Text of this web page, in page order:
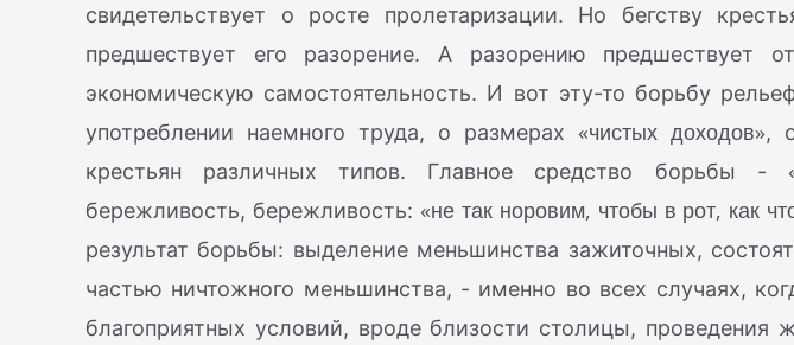
свидетельствует о росте пролетаризации. Но бегству
предшествует его разорение. А разорению предшествует
экономическую самостоятельность. И вот эту-то борьбу
употреблении наемного труда, о размерах «чистых доходов»,
крестьян различных типов. Главное средство борьбы -
бережливость, бережливость: «не так норовим, чтобы в рот, как
результат борьбы: выделение меньшинства зажиточных,
частью ничтожного меньшинства, - именно во всех случаях,
благоприятных условий, вроде близости столицы, проведения